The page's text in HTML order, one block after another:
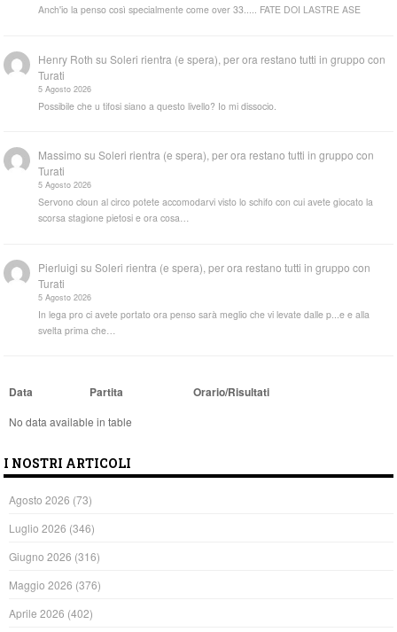
Anch'io la penso così specialmente come over 33..... FATE DOI LASTRE ASE
Henry Roth suSoleri rientra (e spera), per ora restano tutti in gruppo con
Turati
5 Agosto 2026
Possibile che u tifosi siano a questo livello? Io mi dissocio.
Massimo suSoleri rientra (e spera), per ora restano tutti in gruppo con
Turati
5 Agosto 2026
Servono cloun al circo potete accomodarvi visto lo schifo con cui avete giocato la
scorsa stagione pietosi e ora cosa…
Pierluigi suSoleri rientra (e spera), per ora restano tutti in gruppo con
Turati
5 Agosto 2026
In lega pro ci avete portato ora penso sarà meglio che vi levate dalle p...e e alla
svelta prima che…
Data Partita Orario/Risultati
No data available in table
I NOSTRI ARTICOLI
Agosto 2026 (73)
Luglio 2026 (346)
Giugno 2026 (316)
Maggio 2026 (376)
Aprile 2026 (402)